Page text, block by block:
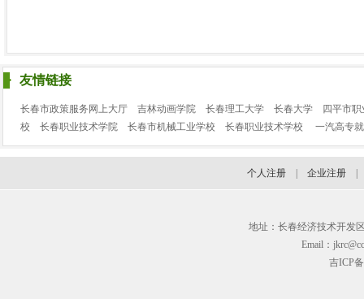
友情链接
长春市政策服务网上大厅 吉林动画学院 长春理工大学 长春大学
四平市
校
长春职业技术学院 长春市机械工业学校 长春职业技术学校 一汽高专
个人注册 企业注册
地址：长春经济技术开发
Email：
吉ICP